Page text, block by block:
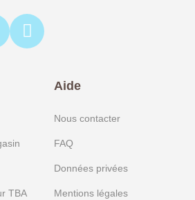
TBA
Aide
Nous contacter
FAQ
Données privées
Mentions légales